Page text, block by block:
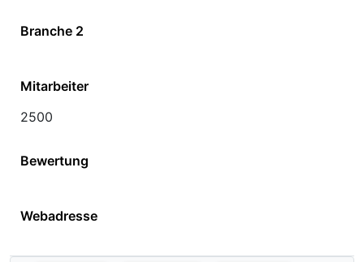
Branche 2
Mitarbeiter
2500
Bewertung
Webadresse